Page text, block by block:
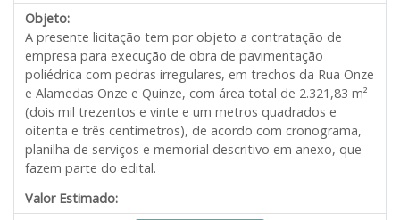
Objeto:
A presente licitação tem por objeto a contratação de
empresa para execução de obra de pavimentação
poliédrica com pedras irregulares, em trechos da Rua Onze
e Alamedas Onze e Quinze, com área total de 2.321,83 m²
(dois mil trezentos e vinte e um metros quadrados e
oitenta e três centímetros), de acordo com cronograma,
planilha de serviços e memorial descritivo em anexo, que
fazem parte do edital.
Valor Estimado: ---